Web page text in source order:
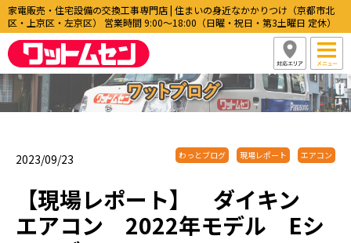
家電販売・住宅設備の交換工事専門店 | 住まいの身近なかかりつけ（京都市北
区・上京区・左京区） 営業時間 9:00〜18:00（日曜・祝日・第3土曜日 定休）
2023/09/23 わっとブログ 現場レポート エアコン
【現場レポート】 ダイキン
エアコン 2022年モデル Eシ